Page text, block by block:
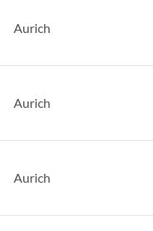
Aurich
Aurich
Aurich